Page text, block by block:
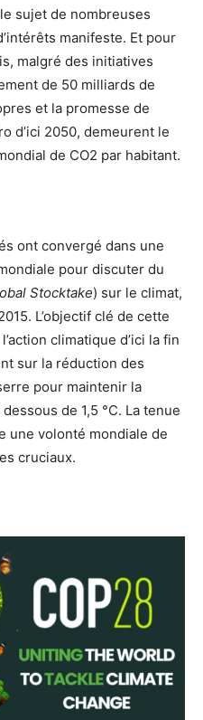
sujet de nombreuses
manifeste. Et pour
malgré des initiatives
de 50 milliards de
et la promesse de
d’ici 2050, demeurent le
de CO2 par habitant.
ont convergé dans une
pour discuter du
Stocktake) sur le climat,
L’objectif clé de cette
climatique d’ici la fin
sur la réduction des
pour maintenir la
de 1,5 °C. La tenue
une volonté mondiale de
cruciaux.